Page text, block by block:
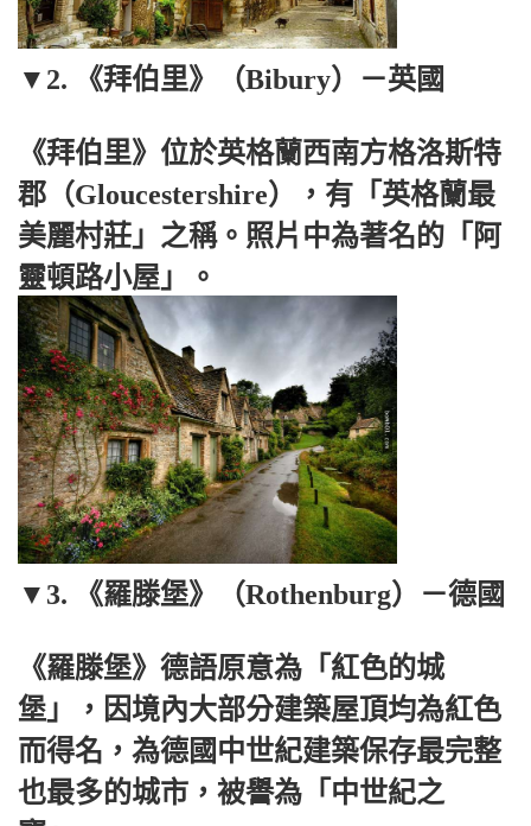
▼2. 《拜伯里》（Bibury）－英國
《拜伯里》位於英格蘭西南方格洛斯特
郡（Gloucestershire），有「英格蘭最
美麗村莊」之稱。照片中為著名的「阿
靈頓路小屋」。
▼3. 《羅滕堡》（Rothenburg）－德國
《羅滕堡》德語原意為「紅色的城
堡」，因境內大部分建築屋頂均為紅色
而得名，為德國中世紀建築保存最完整
也最多的城市，被譽為「中世紀之